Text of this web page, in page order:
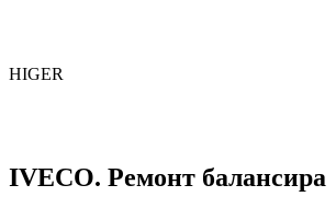
HIGER
IVECO. Ремонт балансира